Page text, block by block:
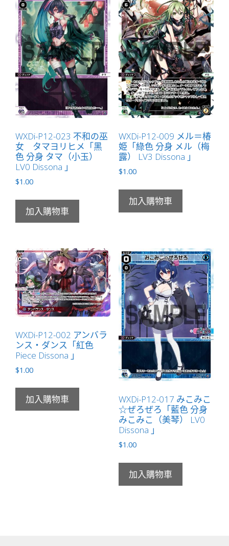
WXDi-P12-023 不和の巫
女 タマヨリヒメ「黑
色 分身 タマ（小玉）
LV0 Dissona 」
$1.00
加入購物車
WXDi-P12-009 メル＝椿
姫「綠色 分身 メル（梅
露） LV3 Dissona 」
$1.00
加入購物車
WXDi-P12-002 アンバラ
ンス・ダンス「紅色
Piece Dissona 」
$1.00
加入購物車
WXDi-P12-017 みこみこ
☆ぜろぜろ「藍色 分身
みこみこ（美琴） LV0
Dissona 」
$1.00
加入購物車